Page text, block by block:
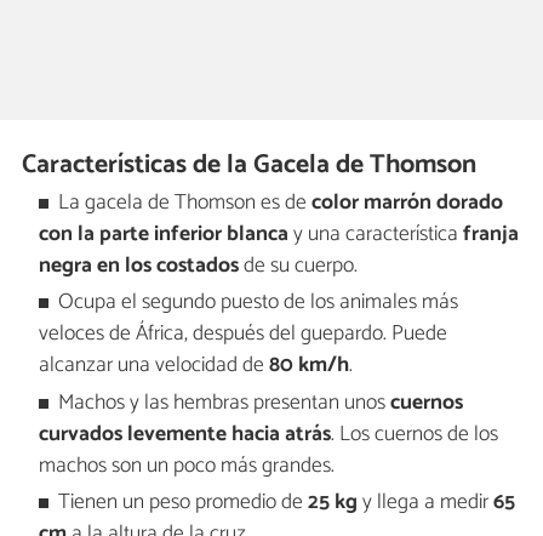
Características de la Gacela de Thomson
La gacela de Thomson es decolor marrón dorado
con la parte inferior blancay una característicafranja
negra en los costadosde su cuerpo.
Ocupa el segundo puesto de los animales más
veloces de África, después del guepardo. Puede
alcanzar una velocidad de80 km/h.
Machos y las hembras presentan unoscuernos
curvados levemente hacia atrás. Los cuernos de los
machos son un poco más grandes.
Tienen un peso promedio de25 kgy llega a medir65